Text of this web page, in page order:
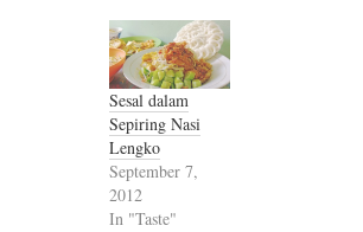
Sesal dalam
Sepiring Nasi
Lengko
September 7,
2012
In "Taste"